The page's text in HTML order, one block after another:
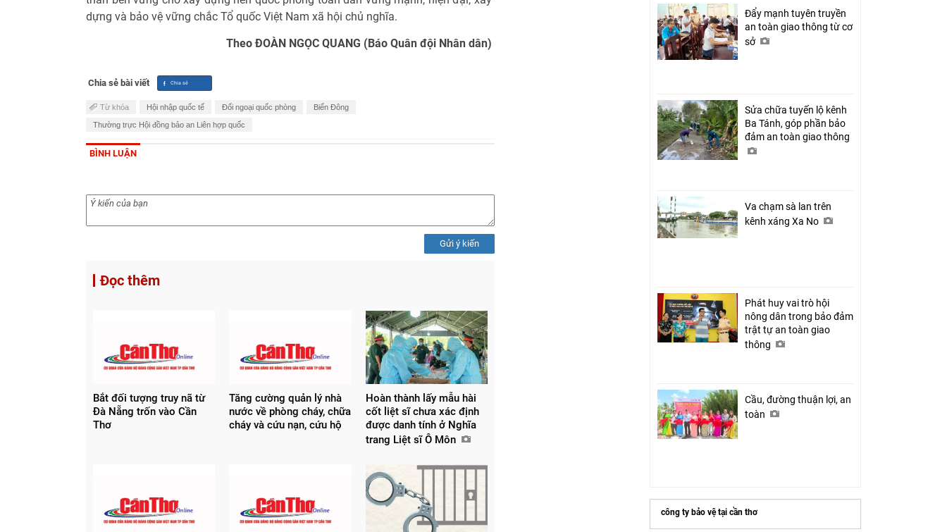
dựng và bảo vệ vững chắc Tổ quốc Việt Nam xã hội chủ nghĩa.
Theo ĐOÀN NGỌC QUANG (Báo Quân đội Nhân dân)
Chia sẻ bài viết
Từ khóa Hội nhập quốc tế Đối ngoại quốc phòng Biển Đông
Thường trực Hội đồng bảo an Liên hợp quốc
BÌNH LUẬN
Gửi ý kiến
Đọc thêm
Bắt đối tượng truy nã từ
Đà Nẵng trốn vào Cần
Thơ
Tăng cường quản lý nhà
nước về phòng cháy, chữa
cháy và cứu nạn, cứu hộ
Hoàn thành lấy mẫu hài
cốt liệt sĩ chưa xác định
được danh tính ở Nghĩa
trang Liệt sĩ Ô Môn
Đẩy mạnh tuyên truyền
an toàn giao thông từ cơ
sở
Sửa chữa tuyến lộ kênh
Ba Tánh, góp phần bảo
đảm an toàn giao thông
Va chạm sà lan trên
kênh xáng Xa No
Phát huy vai trò hội
nông dân trong bảo đảm
trật tự an toàn giao
thông
Cầu, đường thuận lợi, an
toàn
công ty bảo vệ tại cần thơ